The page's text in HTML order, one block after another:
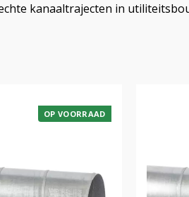
kanaaltrajecten in
OP VOORRAAD